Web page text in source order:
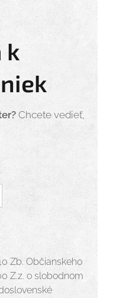
k
Chcete vedieť,
Zb. Občianskeho
Z.z. o slobodnom